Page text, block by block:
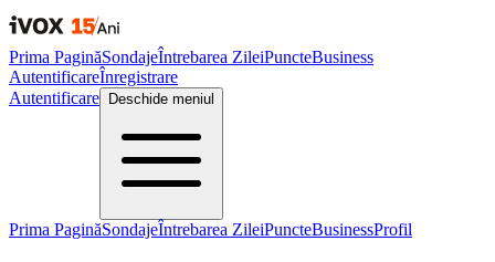
Prima PaginăSondajeÎntrebarea ZileiPuncteBusiness
AutentificareÎnregistrare
Autentificare
Deschide meniul
Prima PaginăSondajeÎntrebarea ZileiPuncteBusinessProfil